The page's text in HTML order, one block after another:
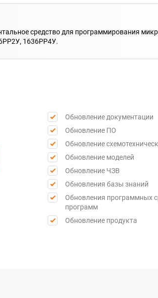
средство для программирования
1636РР4У.
Обновление документации
Обновление ПО
Обновление
Обновление моделей
Обновление ЧЗВ
Обновления базы знаний
Обновления программных
программ
Обновление продукта